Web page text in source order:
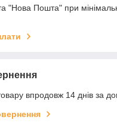
"Нова Пошта" при
впродовж 14 днів за